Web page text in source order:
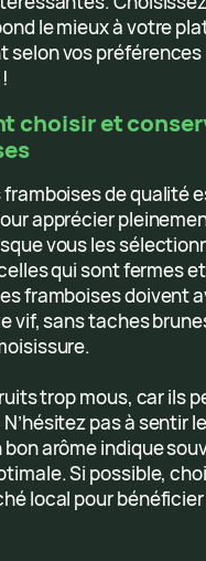
le mieux à votre
selon vos préférences
choisir et
framboises de qualité
apprécier
vous les
qui sont fermes
framboises doivent
vif, sans taches
trop mous, car ils
pas à sentir
bon arôme indique
Si possible,
local pour bénéficier